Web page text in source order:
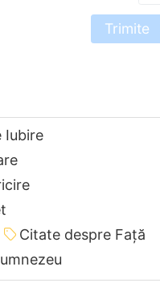
Trimite
Iubire
Citate despre Față